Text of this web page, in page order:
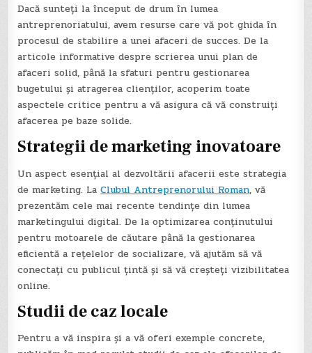
Dacă sunteți la început de drum în lumea
antreprenoriatului, avem resurse care vă pot ghida în
procesul de stabilire a unei afaceri de succes. De la
articole informative despre scrierea unui plan de
afaceri solid, până la sfaturi pentru gestionarea
bugetului și atragerea clienților, acoperim toate
aspectele critice pentru a vă asigura că vă construiți
afacerea pe baze solide.
Strategii de marketing inovatoare
Un aspect esențial al dezvoltării afacerii este strategia
de marketing. LaClubul Antreprenorului Roman, vă
prezentăm cele mai recente tendințe din lumea
marketingului digital. De la optimizarea conținutului
pentru motoarele de căutare până la gestionarea
eficientă a rețelelor de socializare, vă ajutăm să vă
conectați cu publicul țintă și să vă creșteți vizibilitatea
online.
Studii de caz locale
Pentru a vă inspira și a vă oferi exemple concrete,